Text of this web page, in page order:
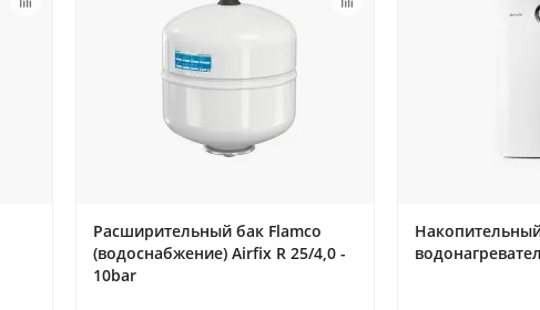
Расширительный бак Flamco
(водоснабжение) Airfix R 25/4,0 -
10bar